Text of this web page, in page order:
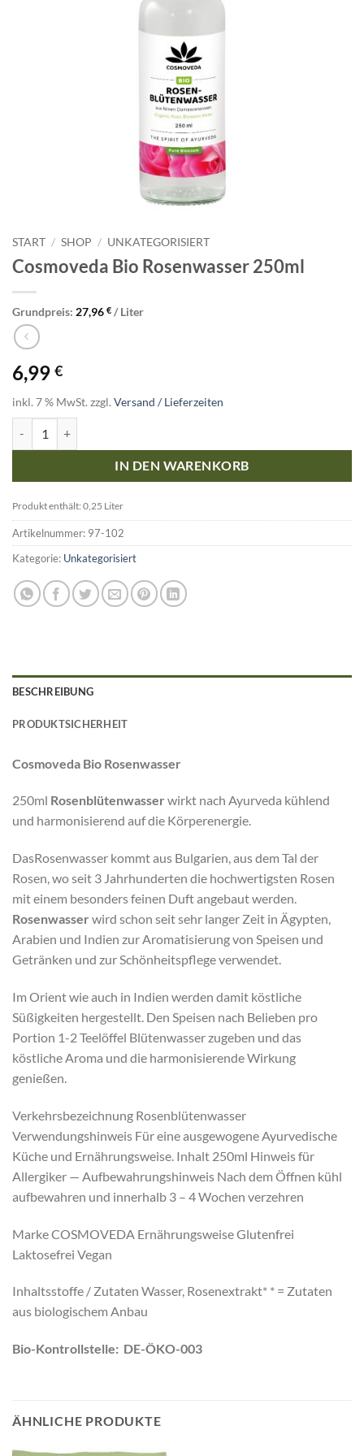
START / SHOP / UNKATEGORISIERT
Cosmoveda Bio Rosenwasser 250ml
Grundpreis: 27,96 € /Liter
6,99 €
inkl. 7 % MwSt. zzgl. Versand / Lieferzeiten
IN DEN WARENKORB
Produkt enthält: 0,25 Liter
Artikelnummer: 97-102
Kategorie: Unkategorisiert
BESCHREIBUNG
PRODUKTSICHERHEIT
Cosmoveda Bio Rosenwasser
250ml Rosenblütenwasser wirkt nach Ayurveda kühlend
und harmonisierend auf die Körperenergie.
DasRosenwasser kommt aus Bulgarien, aus dem Tal der
Rosen, wo seit 3 Jahrhunderten die hochwertigsten Rosen
mit einem besonders feinen Duft angebaut werden.
Rosenwasser wird schon seit sehr langer Zeit in Ägypten,
Arabien und Indien zur Aromatisierung von Speisen und
Getränken und zur Schönheitspflege verwendet.
Im Orient wie auch in Indien werden damit köstliche
Süßigkeiten hergestellt. Den Speisen nach Belieben pro
Portion 1-2 Teelöffel Blütenwasser zugeben und das
köstliche Aroma und die harmonisierende Wirkung
genießen.
Verkehrsbezeichnung Rosenblütenwasser
Verwendungshinweis Für eine ausgewogene Ayurvedische
Küche und Ernährungsweise. Inhalt 250ml Hinweis für
Allergiker — Aufbewahrungshinweis Nach dem Öffnen kühl
aufbewahren und innerhalb 3 – 4 Wochen verzehren
Marke COSMOVEDA Ernährungsweise Glutenfrei
Laktosefrei Vegan
Inhaltsstoffe / Zutaten Wasser, Rosenextrakt* * = Zutaten
aus biologischem Anbau
Bio-Kontrollstelle: DE-ÖKO-003
ÄHNLICHE PRODUKTE